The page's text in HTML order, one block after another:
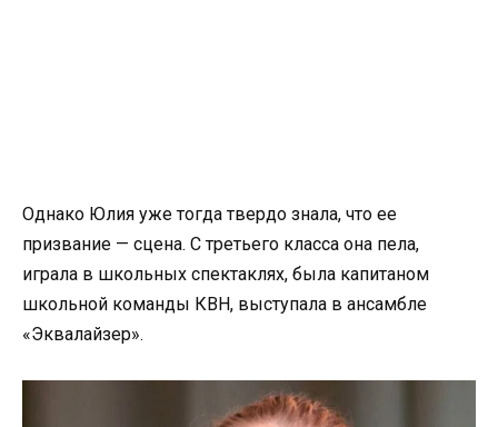
Однако Юлия уже тогда твердо знала, что ее
призвание — сцена. С третьего класса она пела,
играла в школьных спектаклях, была капитаном
школьной команды КВН, выступала в ансамбле
«Эквалайзер».